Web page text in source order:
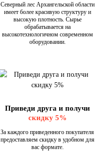
Северный лес Архангельской области
имеет более красивую структуру и
высокую плотность. Сырье
обрабатывается на
высокотехнологичном современном
оборудовании.
Приведи друга и получи
скидку 5%
За каждого приведенного покупателя
предоставляем скидку в удобном для
вас формате.